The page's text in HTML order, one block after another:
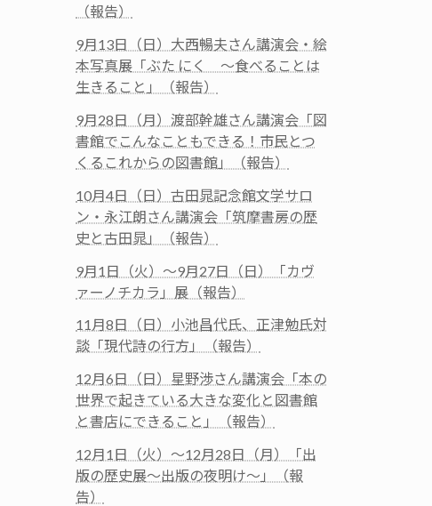
（報告）
9月13日（日）大西暢夫さん講演会・絵
本写真展「ぶた にく ～食べることは
生きること」（報告）
9月28日（月）渡部幹雄さん講演会「図
書館でこんなこともできる！市民とつ
くるこれからの図書館」（報告）
10月4日（日）古田晁記念館文学サロ
ン・永江朗さん講演会「筑摩書房の歴
史と古田晁」（報告）
9月1日（火）～9月27日（日）「カヴ
ァーノチカラ」展（報告）
11月8日（日）小池昌代氏、正津勉氏対
談「現代詩の行方」（報告）
12月6日（日）星野渉さん講演会「本の
世界で起きている大きな変化と図書館
と書店にできること」（報告）
12月1日（火）～12月28日（月）「出
版の歴史展～出版の夜明け～」（報
告）